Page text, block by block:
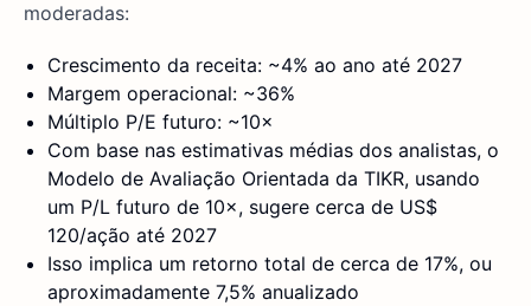
moderadas:
Crescimento da receita: ~4% ao ano até 2027
Margem operacional: ~36%
Múltiplo P/E futuro: ~10×
Com base nas estimativas médias dos analistas, o
Modelo de Avaliação Orientada da TIKR, usando
um P/L futuro de 10×, sugere cerca de US$
120/ação até 2027
Isso implica um retorno total de cerca de 17%, ou
aproximadamente 7,5% anualizado